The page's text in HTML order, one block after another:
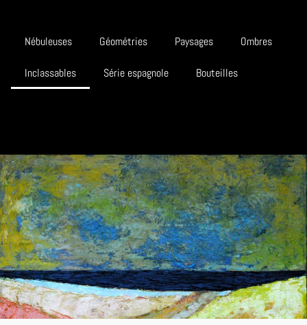
Nébuleuses Géométries Paysages Ombres
Inclassables Série espagnole Bouteilles